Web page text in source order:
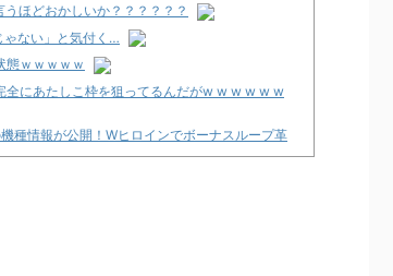
ほどおかしいか？？？？？？
ゃない」と気付く…
態ｗｗｗｗｗ
全にあたしこ枠を狙ってるんだがw w w w w w
種情報が公開！Wヒロインでボーナスループ革